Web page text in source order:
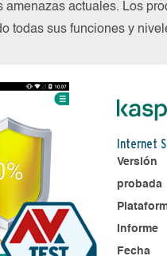
actuales. Los
todas sus funciones y
Internet
Versión
probada
Informe
Fecha